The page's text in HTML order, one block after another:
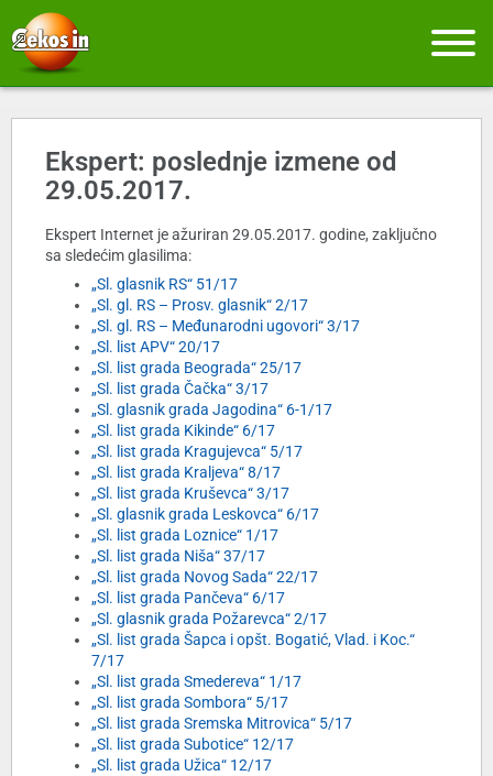
Ekspert: poslednje izmene od
29.05.2017.
Ekspert Internet je ažuriran 29.05.2017. godine, zaključno
sa sledećim glasilima:
„Sl. glasnik RS“ 51/17
„Sl. gl. RS – Prosv. glasnik“ 2/17
„Sl. gl. RS – Međunarodni ugovori“ 3/17
„Sl. list APV“ 20/17
„Sl. list grada Beograda“ 25/17
„Sl. list grada Čačka“ 3/17
„Sl. glasnik grada Jagodina“ 6-1/17
„Sl. list grada Kikinde“ 6/17
„Sl. list grada Kragujevca“ 5/17
„Sl. list grada Kraljeva“ 8/17
„Sl. list grada Kruševca“ 3/17
„Sl. glasnik grada Leskovca“ 6/17
„Sl. list grada Loznice“ 1/17
„Sl. list grada Niša“ 37/17
„Sl. list grada Novog Sada“ 22/17
„Sl. list grada Pančeva“ 6/17
„Sl. glasnik grada Požarevca“ 2/17
„Sl. list grada Šapca i opšt. Bogatić, Vlad. i Koc.“
7/17
„Sl. list grada Smedereva“ 1/17
„Sl. list grada Sombora“ 5/17
„Sl. list grada Sremska Mitrovica“ 5/17
„Sl. list grada Subotice“ 12/17
„Sl. list grada Užica“ 12/17